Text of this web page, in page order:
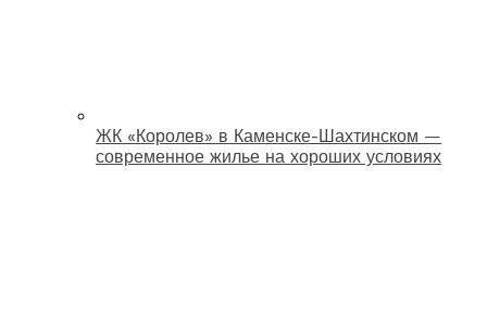
ЖК «Королев» в Каменске-Шахтинском —
современное жилье на хороших условиях